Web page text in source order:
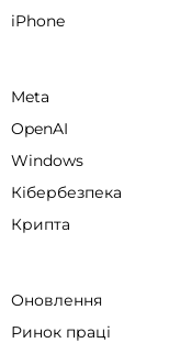
iPhone
Meta
OpenAI
Windows
Кібербезпека
Крипта
Оновлення
Ринок праці